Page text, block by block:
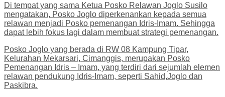
Di tempat yang sama Ketua Posko Relawan Joglo Susilo
mengatakan, Posko Joglo diperkenankan kepada semua
relawan menjadi Posko pemenangan Idris-Imam. Sehingga
dapat lebih fokus lagi dalam membuat strategi pemenangan.
Posko Joglo yang berada di RW 08 Kampung Tipar,
Kelurahan Mekarsari, Cimanggis, merupakan Posko
Pemenangan Idris – Imam, yang terdiri dari sejumlah elemen
relawan pendukung Idris-Imam, seperti Sahid,Joglo dan
Paskibra.